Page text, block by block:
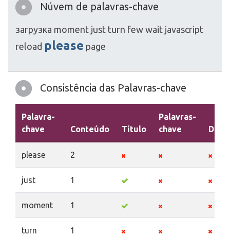
Núvem de palavras-chave
загрузка moment just turn few wait javascript
reload please page
Consistência das Palavras-chave
Palavra-
chave
Conteúdo Título
Palavras-
chave
please 2
just 1
moment 1
turn 1